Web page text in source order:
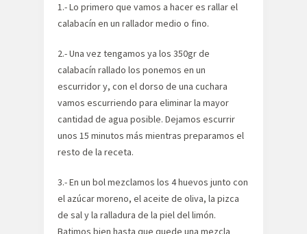
1.- Lo primero que vamos a hacer es rallar el
calabacín en un rallador medio o fino.
2.- Una vez tengamos ya los 350gr de
calabacín rallado los ponemos en un
escurridor y, con el dorso de una cuchara
vamos escurriendo para eliminar la mayor
cantidad de agua posible. Dejamos escurrir
unos 15 minutos más mientras preparamos el
resto de la receta.
3.- En un bol mezclamos los 4 huevos junto con
el azúcar moreno, el aceite de oliva, la pizca
de sal y la ralladura de la piel del limón.
Batimos bien hasta que quede una mezcla